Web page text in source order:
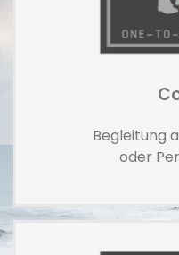
Begleitung
oder